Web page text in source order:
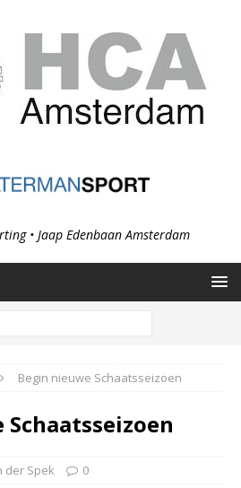
• Jaap Edenbaan Amsterdam
Begin nieuwe Schaatsseizoen
der Spek 0